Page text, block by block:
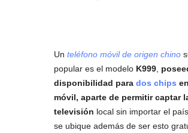
Un teléfono móvil de origen chino
popular es el modelo K999,
disponibilidad para dos chips
móvil, aparte de permitir captar
televisión local sin importar el
se ubique además de ser esto